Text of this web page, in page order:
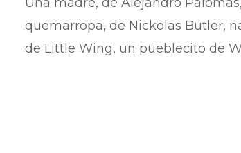
quemarropa, de Nickolas Butler,
de Little Wing, un pueblecito de